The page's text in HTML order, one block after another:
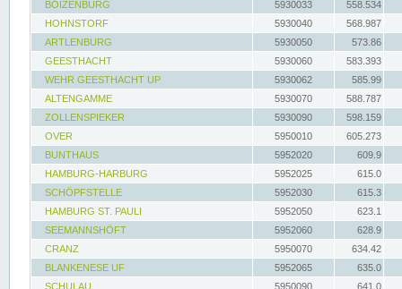
BOIZENBURG
5930033
558.534
HOHNSTORF
5930040
568.987
ARTLENBURG
5930050
573.86
GEESTHACHT
5930060
583.393
WEHR GEESTHACHT UP
5930062
585.99
ALTENGAMME
5930070
588.787
ZOLLENSPIEKER
5930090
598.159
OVER
5950010
605.273
BUNTHAUS
5952020
609.9
HAMBURG-HARBURG
5952025
615.0
SCHÖPFSTELLE
5952030
615.3
HAMBURG ST. PAULI
5952050
623.1
SEEMANNSHÖFT
5952060
628.9
CRANZ
5950070
634.42
BLANKENESE UF
5952065
635.0
SCHULAU
5950090
641.0